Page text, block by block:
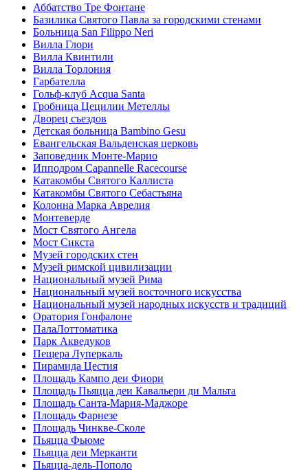
Аббатство Тре Фонтане
Базилика Святого Павла за городскими стенами
Больница San Filippo Neri
Вилла Глори
Вилла Квинтили
Вилла Торлония
Гарбателла
Гольф-клуб Acqua Santa
Гробница Цецилии Метеллы
Дворец съездов
Детская больница Bambino Gesu
Евангельская Вальденская церковь
Заповедник Монте-Марио
Ипподром Capannelle Racecourse
Катакомбы Святого Каллиста
Катакомбы Святого Себастьяна
Колонна Марка Аврелия
Монтеверде
Мост Святого Ангела
Мост Сикста
Музей городских стен
Музей римской цивилизации
Национальный музей Рима
Национальный музей восточного искусства
Национальный музей народных искусств и традиций
Оратория Гонфалоне
ПалаЛоттоматика
Парк Акведуков
Пещера Луперкаль
Пирамида Цестия
Площадь Кампо деи Фиори
Площадь Пьяцца деи Кавальери ди Мальта
Площадь Санта-Мария-Маджоре
Площадь Фарнезе
Площадь Чинкве-Сколе
Пьяцца Фьюме
Пьяцца деи Мерканти
Пьяцца-дель-Пополо